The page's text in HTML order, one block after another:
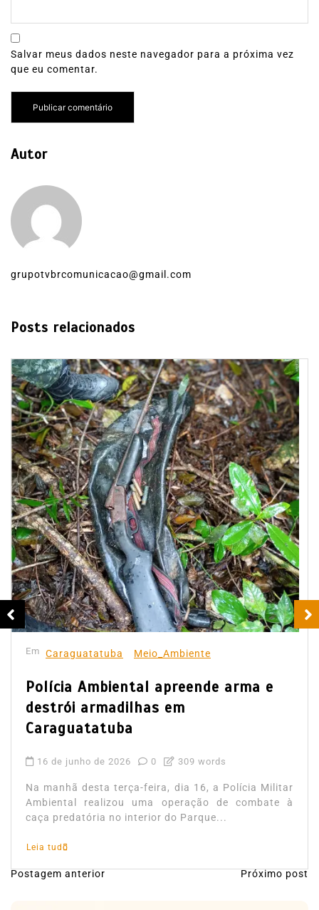
Salvar meus dados neste navegador para a próxima vez
que eu comentar.
Autor
grupotvbrcomunicacao@gmail.com
Posts relacionados
Em Caraguatatuba Meio_Ambiente
Polícia Ambiental apreende arma e
destrói armadilhas em
Caraguatatuba
16 de junho de 2026 0 309 words
Na manhã desta terça‑feira, dia 16, a Polícia Militar
Ambiental realizou uma operação de combate à
caça predatória no interior do Parque...
Leia tudo
N
Postagem anterior Próximo post